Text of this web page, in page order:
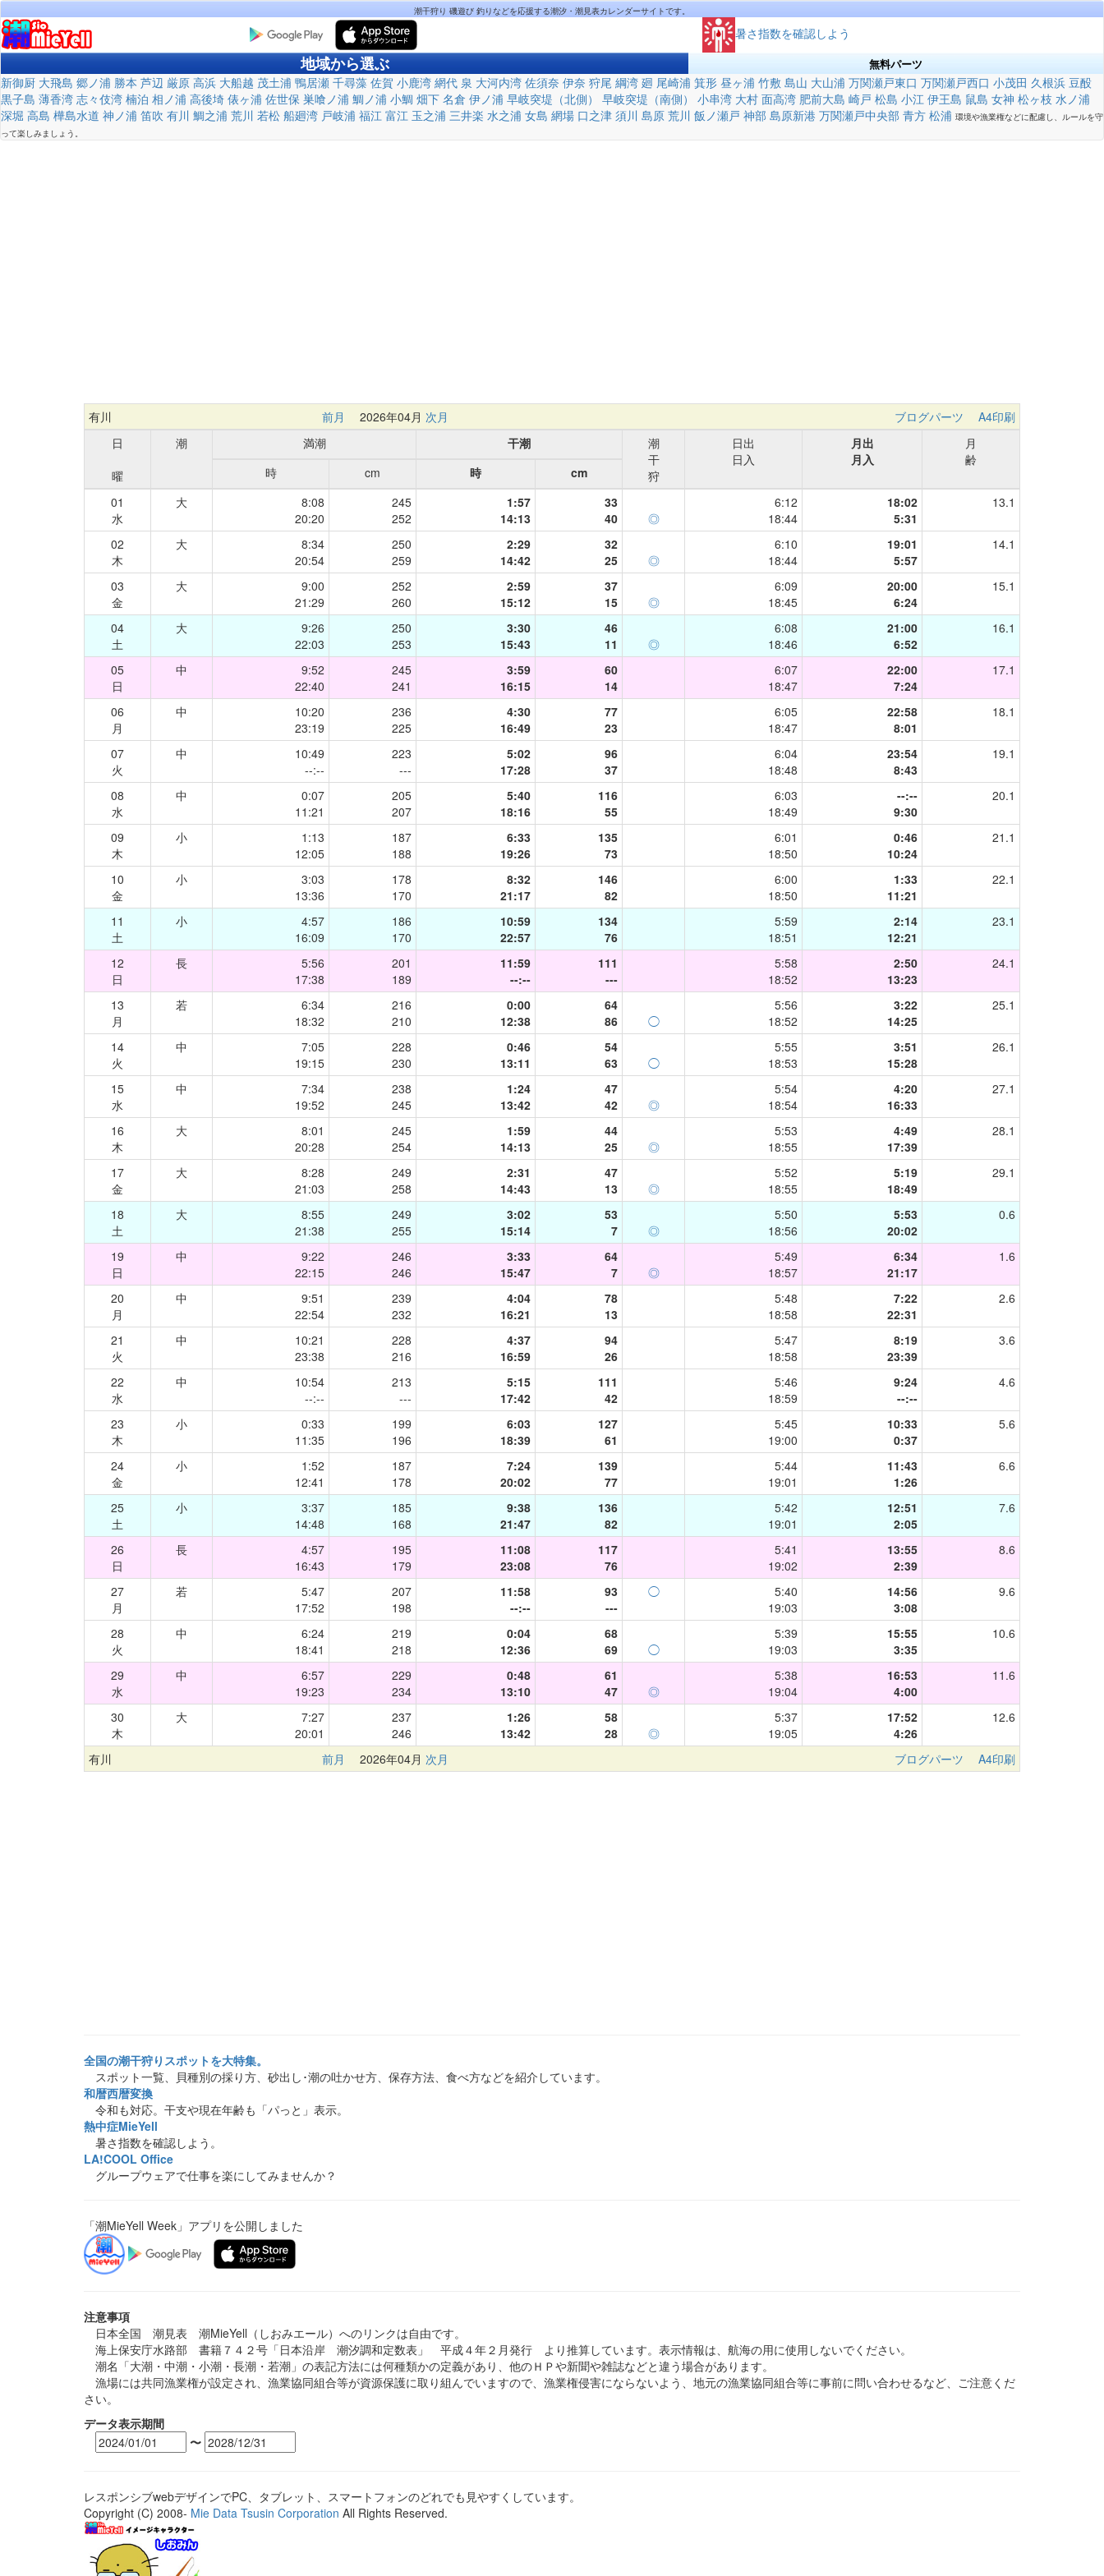
潮干狩り 磯遊び 釣りなどを応援する潮汐・潮見表カレンダーサイトです。
暑さ指数を確認しよう
地域から選ぶ 無料パーツ
新御厨 大飛島 郷ノ浦 勝本 芦辺 厳原 高浜 大船越 茂土浦 鴨居瀬 千尋藻 佐賀 小鹿湾 網代 泉 大河内湾 佐須奈 伊奈 狩尾 綱湾 廻 尾崎浦 箕形 昼ヶ浦 竹敷 島山 大山浦 万関瀬戸東口 万関瀬戸西口 小茂田 久根浜 豆酘
黒子島 薄香湾 志々伎湾 楠泊 相ノ浦 高後埼 俵ヶ浦 佐世保 巣喰ノ浦 鯛ノ浦 小鯛 畑下 名倉 伊ノ浦 早岐突堤（北側） 早岐突堤（南側） 小串湾 大村 面高湾 肥前大島 崎戸 松島 小江 伊王島 鼠島 女神 松ヶ枝 水ノ浦
深堀 高島 樺島水道 神ノ浦 笛吹 有川 鯛之浦 荒川 若松 船廻湾 戸岐浦 福江 富江 玉之浦 三井楽 水之浦 女島 網場 口之津 須川 島原 荒川 飯ノ瀬戸 神部 島原新港 万関瀬戸中央部 青方 松浦 環境や漁業権などに配慮し、ルールを守
って楽しみましょう。
有川 前月 2026年04月 次月 ブログパーツ
A4印刷
日
曜
潮 満潮 干潮
潮
干
狩
日出
日入
月出
月入
月
齢
時
cm 時
cm
01
水
大
8:08
20:20
245
252
1:57
14:13
33
40
◎
6:12
18:44
18:02
5:31
13.1
02
木
大
8:34
20:54
250
259
2:29
14:42
32
25
◎
6:10
18:44
19:01
5:57
14.1
03
金
大
9:00
21:29
252
260
2:59
15:12
37
15
◎
6:09
18:45
20:00
6:24
15.1
04
土
大
9:26
22:03
250
253
3:30
15:43
46
11
◎
6:08
18:46
21:00
6:52
16.1
05
日
中
9:52
22:40
245
241
3:59
16:15
60
14
6:07
18:47
22:00
7:24
17.1
06
月
中
10:20
23:19
236
225
4:30
16:49
77
23
6:05
18:47
22:58
8:01
18.1
07
火
中
10:49
--:--
223
---
5:02
17:28
96
37
6:04
18:48
23:54
8:43
19.1
08
水
中
0:07
11:21
205
207
5:40
18:16
116
55
6:03
18:49
--:--
9:30
20.1
09
木
小
1:13
12:05
187
188
6:33
19:26
135
73
6:01
18:50
0:46
10:24
21.1
10
金
小
3:03
13:36
178
170
8:32
21:17
146
82
6:00
18:50
1:33
11:21
22.1
11
土
小
4:57
16:09
186
170
10:59
22:57
134
76
5:59
18:51
2:14
12:21
23.1
12
日
長
5:56
17:38
201
189
11:59
--:--
111
---
5:58
18:52
2:50
13:23
24.1
13
月
若
6:34
18:32
216
210
0:00
12:38
64
86
◯
5:56
18:52
3:22
14:25
25.1
14
火
中
7:05
19:15
228
230
0:46
13:11
54
63
◯
5:55
18:53
3:51
15:28
26.1
15
水
中
7:34
19:52
238
245
1:24
13:42
47
42
◎
5:54
18:54
4:20
16:33
27.1
16
木
大
8:01
20:28
245
254
1:59
14:13
44
25
◎
5:53
18:55
4:49
17:39
28.1
17
金
大
8:28
21:03
249
258
2:31
14:43
47
13
◎
5:52
18:55
5:19
18:49
29.1
18
土
大
8:55
21:38
249
255
3:02
15:14
53
7
◎
5:50
18:56
5:53
20:02
0.6
19
日
中
9:22
22:15
246
246
3:33
15:47
64
7
◎
5:49
18:57
6:34
21:17
1.6
20
月
中
9:51
22:54
239
232
4:04
16:21
78
13
5:48
18:58
7:22
22:31
2.6
21
火
中
10:21
23:38
228
216
4:37
16:59
94
26
5:47
18:58
8:19
23:39
3.6
22
水
中
10:54
--:--
213
---
5:15
17:42
111
42
5:46
18:59
9:24
--:--
4.6
23
木
小
0:33
11:35
199
196
6:03
18:39
127
61
5:45
19:00
10:33
0:37
5.6
24
金
小
1:52
12:41
187
178
7:24
20:02
139
77
5:44
19:01
11:43
1:26
6.6
25
土
小
3:37
14:48
185
168
9:38
21:47
136
82
5:42
19:01
12:51
2:05
7.6
26
日
長
4:57
16:43
195
179
11:08
23:08
117
76
5:41
19:02
13:55
2:39
8.6
27
月
若
5:47
17:52
207
198
11:58
--:--
93
---
◯
5:40
19:03
14:56
3:08
9.6
28
火
中
6:24
18:41
219
218
0:04
12:36
68
69
◯
5:39
19:03
15:55
3:35
10.6
29
水
中
6:57
19:23
229
234
0:48
13:10
61
47
◎
5:38
19:04
16:53
4:00
11.6
30
木
大
7:27
20:01
237
246
1:26
13:42
58
28
◎
5:37
19:05
17:52
4:26
12.6
有川 前月 2026年04月 次月 ブログパーツ A4印刷
全国の潮干狩りスポットを大特集。
スポット一覧、貝種別の採り方、砂出し･潮の吐かせ方、保存方法、食べ方などを紹介しています。
和暦西暦変換
令和も対応。干支や現在年齢も「パっと」表示。
熱中症MieYell
暑さ指数を確認しよう。
LA!COOL Office
グループウェアで仕事を楽にしてみませんか？
「潮MieYell Week」アプリを公開しました
注意事項
日本全国 潮見表 潮MieYell（しおみエール）へのリンクは自由です。
海上保安庁水路部 書籍７４２号「日本沿岸 潮汐調和定数表」 平成４年２月発行 より推算しています。表示情報は、航海の用に使用しないでください。
潮名「大潮・中潮・小潮・長潮・若潮」の表記方法には何種類かの定義があり、他のＨＰや新聞や雑誌などと違う場合があります。
漁場には共同漁業権が設定され、漁業協同組合等が資源保護に取り組んでいますので、漁業権侵害にならないよう、地元の漁業協同組合等に事前に問い合わせるなど、ご注意くだ
さい。
データ表示期間
〜
レスポンシブwebデザインでPC、タブレット、スマートフォンのどれでも見やすくしています。
Copyright (C) 2008- Mie Data Tsusin Corporation All Rights Reserved.